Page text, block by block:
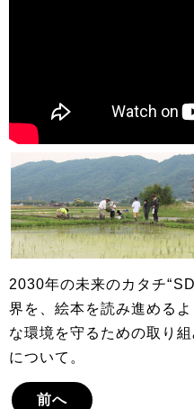
2030年の未来のカタチ
界を、絵本を読み進める
な環境を守るための取り
について。
前へ